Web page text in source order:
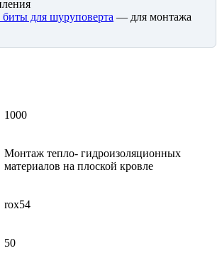
для шуруповерта — для монтажа
1000
Монтаж тепло- гидроизоляционных
материалов на плоской кровле
rox54
50